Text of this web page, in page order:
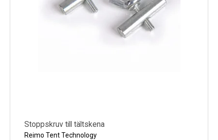
Stoppskruv till tältskena
Reimo Tent Technology